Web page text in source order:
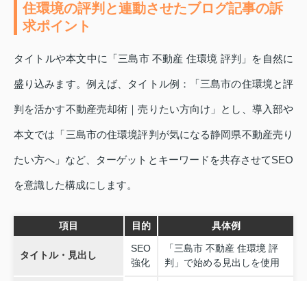
住環境の評判と連動させたブログ記事の訴
求ポイント
タイトルや本文中に「三島市 不動産 住環境 評判」を自然に
盛り込みます。例えば、タイトル例：「三島市の住環境と評
判を活かす不動産売却術｜売りたい方向け」とし、導入部や
本文では「三島市の住環境評判が気になる静岡県不動産売り
たい方へ」など、ターゲットとキーワードを共存させてSEO
を意識した構成にします。
項目 目的 具体例
タイトル・見出し
SEO
強化
「三島市 不動産 住環境 評
判」で始める見出しを使用